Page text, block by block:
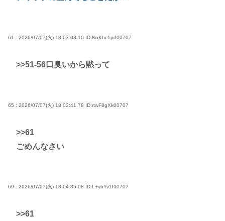
61 : 2026/07/07(火) 18:03:08.10 ID:NoKbc1pd00707
>>51-56口臭いから黙って
65 : 2026/07/07(火) 18:03:41.78 ID:rtwF8gXk00707
>>61
ごめんなさい
69 : 2026/07/07(火) 18:04:35.08 ID:L+ybYv1I00707
>>61